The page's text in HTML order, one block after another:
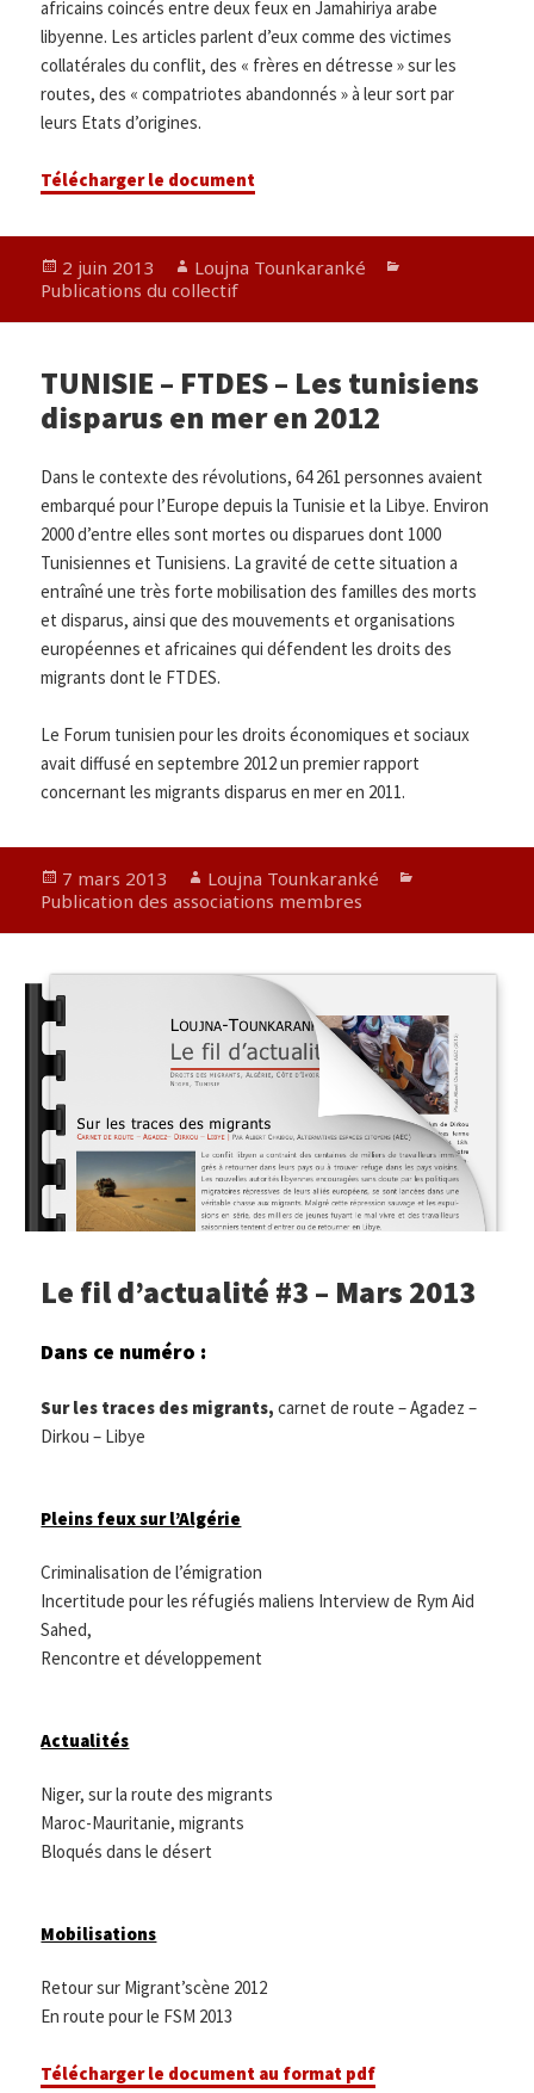
africains coincés entre deux feux en Jamahiriya arabe
libyenne. Les articles parlent d’eux comme des victimes
collatérales du conflit, des « frères en détresse » sur les
routes, des « compatriotes abandonnés » à leur sort par
leurs Etats d’origines.
Télécharger le document
Publié
le
2 juin 2013 Auteur
Loujna Tounkaranké
Publications du collectif
TUNISIE – FTDES – Les tunisiens
disparus en mer en 2012
Dans le contexte des révolutions, 64 261 personnes avaient
embarqué pour l’Europe depuis la Tunisie et la Libye. Environ
2000 d’entre elles sont mortes ou disparues dont 1000
Tunisiennes et Tunisiens. La gravité de cette situation a
entraîné une très forte mobilisation des familles des morts
et disparus, ainsi que des mouvements et organisations
européennes et africaines qui défendent les droits des
migrants dont le FTDES.
Le Forum tunisien pour les droits économiques et sociaux
avait diffusé en septembre 2012 un premier rapport
concernant les migrants disparus en mer en 2011.
Publié
le
7 mars 2013 Auteur
Loujna Tounkaranké
Publication des associations membres
Le fil d’actualité #3 – Mars 2013
Dans ce numéro :
Sur les traces des migrants,carnet de route – Agadez –
Dirkou – Libye
Pleins feux sur l’Algérie
Criminalisation de l’émigration
Incertitude pour les réfugiés maliens Interview de Rym Aid
Sahed,
Rencontre et développement
Actualités
Niger, sur la route des migrants
Maroc-Mauritanie, migrants
Bloqués dans le désert
Mobilisations
Retour sur Migrant’scène 2012
En route pour le FSM 2013
Télécharger le document au format pdf